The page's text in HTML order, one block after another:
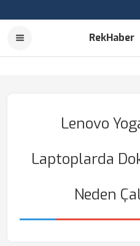
RekHaber
Lenovo
Laptoplarda
Neden